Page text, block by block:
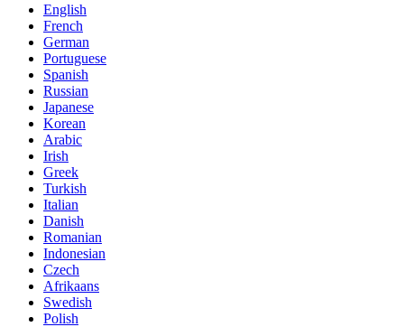
English
French
German
Portuguese
Spanish
Russian
Japanese
Korean
Arabic
Irish
Greek
Turkish
Italian
Danish
Romanian
Indonesian
Czech
Afrikaans
Swedish
Polish